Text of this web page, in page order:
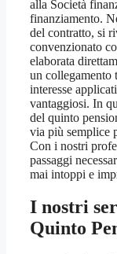
alla Società
finanziamento.
del contratto, si
convenzionato
elaborata
un collegamento
interesse
vantaggiosi. In
del quinto
via più semplice
Con i nostri
passaggi
mai intoppi e
I nostri
Quinto